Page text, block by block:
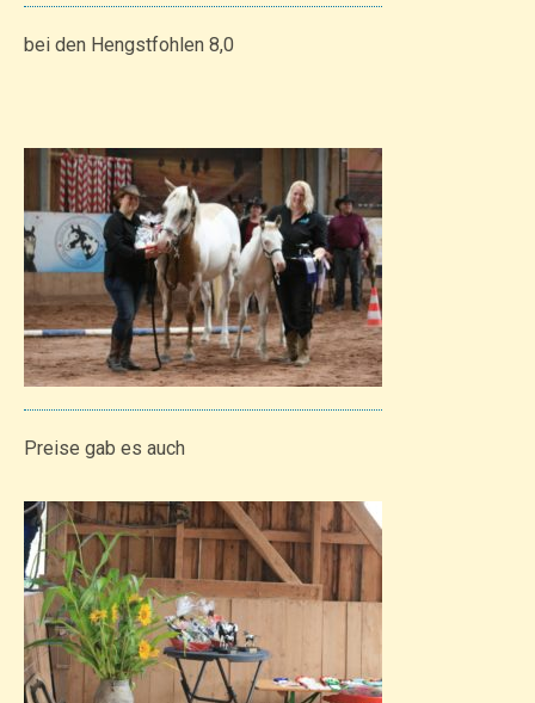
bei den Hengstfohlen 8,0
Preise gab es auch